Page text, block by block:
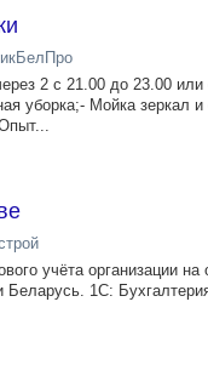
2 с 21.00 до 23.00 или
уборка;- Мойка зеркал
учёта организации
Беларусь. 1С: